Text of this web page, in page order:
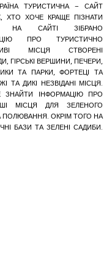
ТУРИСТИЧНА – САЙТ
ХТО ХОЧЕ КРАЩЕ ПІЗНАТИ
НА САЙТІ ЗІБРАНО
ПРО ТУРИСТИЧНО
МІСЦЯ СТВОРЕНІ
ВЕРШИНИ, ПЕЧЕРИ,
ТА ПАРКИ, ФОРТЕЦІ ТА
ТА ДИКІ НЕЗВІДАНІ МІСЦЯ.
ІНФОРМАЦІЮ ПРО
МІСЦЯ ДЛЯ ЗЕЛЕНОГО
ОКРІМ ТОГО НА
БАЗИ ТА ЗЕЛЕНІ САДИБИ.